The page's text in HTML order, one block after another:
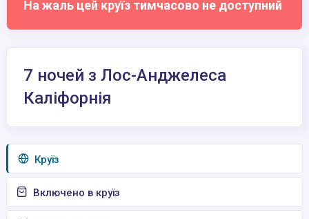
На жаль цей круїз тимчасово не доступний
7 ночей з Лос-Анджелеса
Каліфорнія
Круїз
Включено в круїз